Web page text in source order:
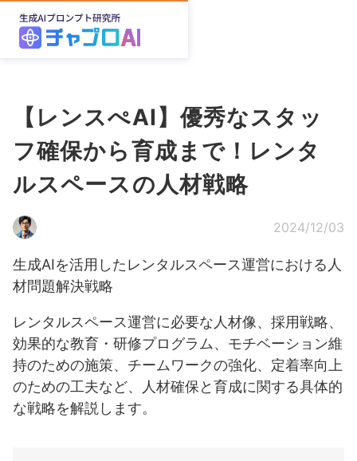
【レンスぺAI】優秀なスタッ
フ確保から育成まで！レンタ
ルスペースの人材戦略
2024/12/03
生成AIを活用したレンタルスペース運営における人
材問題解決戦略
レンタルスペース運営に必要な人材像、採用戦略、
効果的な教育・研修プログラム、モチベーション維
持のための施策、チームワークの強化、定着率向上
のための工夫など、人材確保と育成に関する具体的
な戦略を解説します。